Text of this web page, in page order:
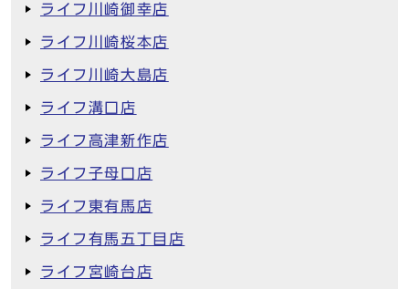
ライフ川崎御幸店
ライフ川崎桜本店
ライフ川崎大島店
ライフ溝口店
ライフ高津新作店
ライフ子母口店
ライフ東有馬店
ライフ有馬五丁目店
ライフ宮崎台店